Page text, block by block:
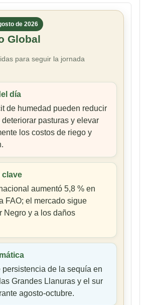
de 2026
Global
para seguir la jornada
día
de humedad pueden reducir
pasturas y elevar
los costos de riego y
clave
aumentó 5,8 % en
FAO; el mercado sigue
Negro y a los daños
persistencia de la sequía en
Grandes Llanuras y el sur
agosto-octubre.